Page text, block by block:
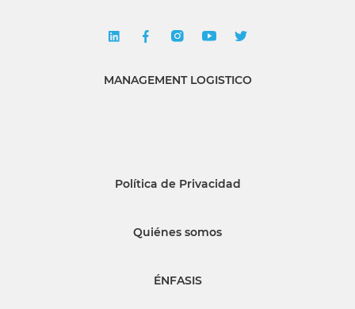
MANAGEMENT LOGISTICO
Política de Privacidad
Quiénes somos
ÉNFASIS